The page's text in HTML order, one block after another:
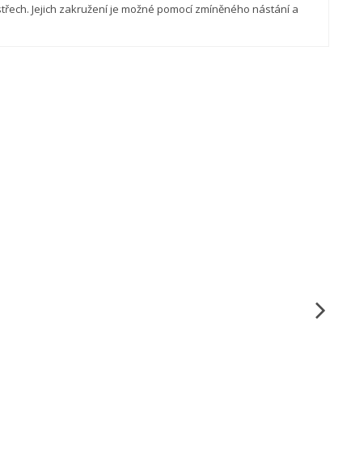
Jejich zakružení je možné pomocí zmíněného nástání a